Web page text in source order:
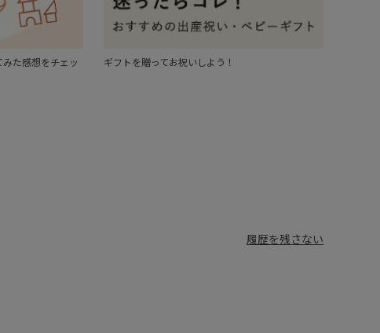
た感想をチェッ
ギフトを贈ってお祝いしよう！
履歴を残さない